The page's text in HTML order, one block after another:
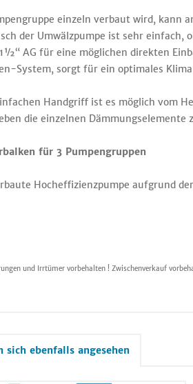
einzeln verbaut wird,
der Umwälzpumpe ist sehr einfach,
AG für eine möglichen direkten
System, sorgt für ein optimales
Handgriff ist es möglich vom
die einzelnen
für 3 Pumpengruppen
Hocheffizienzpumpe aufgrund
und Irrtümer vorbehalten ! Zwischenverkauf
sich ebenfalls angesehen